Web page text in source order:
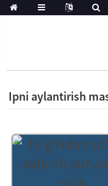
Ipni aylantirish